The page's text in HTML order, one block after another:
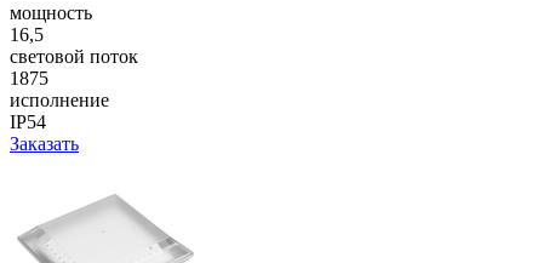
мощность
16,5
световой поток
1875
исполнение
IP54
Заказать